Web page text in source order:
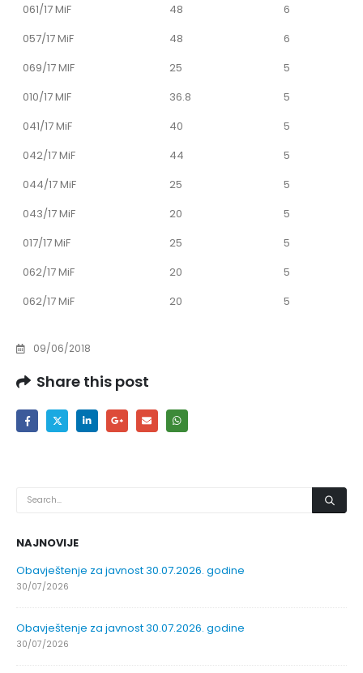
061/17 MiF
48
6
057/17 MiF
48
6
069/17 MIF
25
5
010/17 MIF
36.8
5
041/17 MiF
40
5
042/17 MiF
44
5
044/17 MiF
25
5
043/17 MiF
20
5
017/17 MiF
25
5
062/17 MiF
20
5
062/17 MiF
20 5
09/06/2018
Share this post
NAJNOVIJE
Obavještenje za javnost 30.07.2026. godine
30/07/2026
Obavještenje za javnost 30.07.2026. godine
30/07/2026